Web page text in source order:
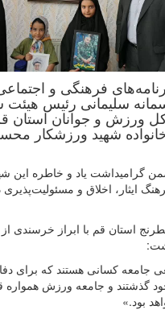
فرهنگی و
سلیمانی رئیس
ورزش و جوانان استان
شهید ورزشکار
گرامیداشت یاد و خاطره این
ایثار، اخلاق و
استان قم با ابراز خرسندی
جامعه کسانی هستند که برای
گذشتند و جامعه ورزش همواره
بود.»